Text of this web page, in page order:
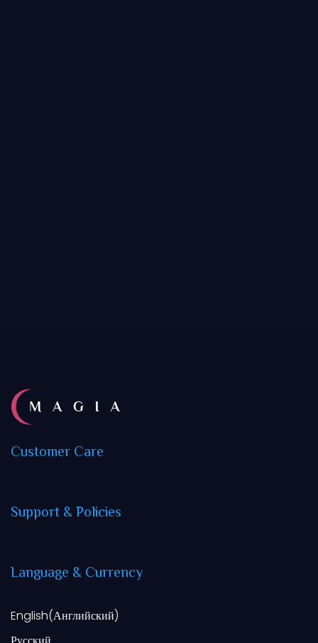
CustomerCare
Support&Policies
Language & Currency
English(Английский)